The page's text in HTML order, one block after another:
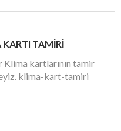
KARTI TAMİRİ
kartlarının tamir
klima-kart-tamiri